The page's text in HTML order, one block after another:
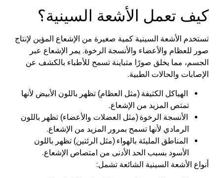
كيف تعمل الأشعة السينية؟
تستخدم الأشعة السينية كمية صغيرة من الإشعاع المؤين لإنتاج
صور للعظام والأعضاء والأنسجة الرخوة. يمر الإشعاع عبر
الجسم، مما يخلق صورًا متباينة تسمح للأطباء بالكشف عن
الإصابات والحالات الطبية.
الهياكل الكثيفة (مثل العظام) تظهر باللون الأبيض لأنها
تمتص المزيد من الإشعاع.
الأنسجة الرخوة (مثل العضلات والأعضاء) تظهر باللون
الرمادي لأنها تسمح بمرور المزيد من الإشعاع.
المناطق المليئة بالهواء (مثل الرئتين) تظهر باللون
الأسود بسبب الحد الأدنى من امتصاص الإشعاع.
أنواع الأشعة السينية الشائعة تشمل: